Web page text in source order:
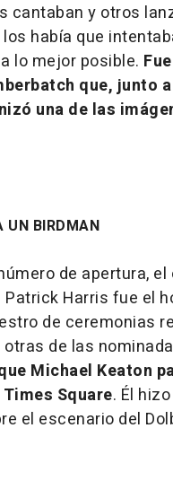
cantaban y otros
había que
lo mejor posible.
que, junto
una de las
UN BIRDMAN
de apertura, el
Harris fue el
de ceremonias
de las
Michael Keaton
Square. Él
el escenario del